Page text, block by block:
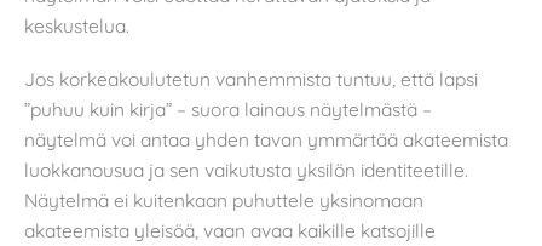
keskustelua.
Jos korkeakoulutetun vanhemmista tuntuu, että lapsi
”puhuu kuin kirja” – suora lainaus näytelmästä –
näytelmä voi antaa yhden tavan ymmärtää akateemista
luokkanousua ja sen vaikutusta yksilön identiteetille.
Näytelmä ei kuitenkaan puhuttele yksinomaan
akateemista yleisöä, vaan avaa kaikille katsojille